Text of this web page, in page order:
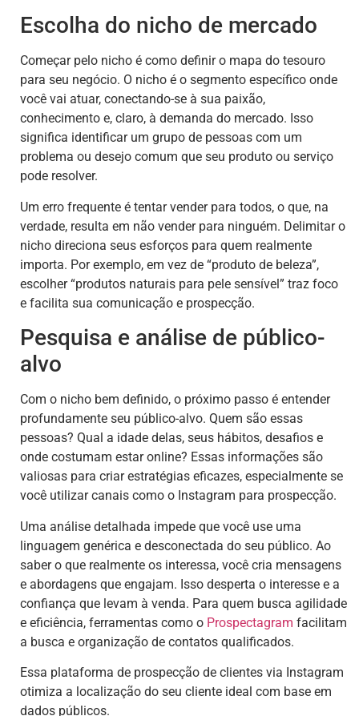
Escolha do nicho de mercado
Começar pelo nicho é como definir o mapa do tesouro
para seu negócio. O nicho é o segmento específico onde
você vai atuar, conectando-se à sua paixão,
conhecimento e, claro, à demanda do mercado. Isso
significa identificar um grupo de pessoas com um
problema ou desejo comum que seu produto ou serviço
pode resolver.
Um erro frequente é tentar vender para todos, o que, na
verdade, resulta em não vender para ninguém. Delimitar o
nicho direciona seus esforços para quem realmente
importa. Por exemplo, em vez de “produto de beleza”,
escolher “produtos naturais para pele sensível” traz foco
e facilita sua comunicação e prospecção.
Pesquisa e análise de público-
alvo
Com o nicho bem definido, o próximo passo é entender
profundamente seu público-alvo. Quem são essas
pessoas? Qual a idade delas, seus hábitos, desafios e
onde costumam estar online? Essas informações são
valiosas para criar estratégias eficazes, especialmente se
você utilizar canais como o Instagram para prospecção.
Uma análise detalhada impede que você use uma
linguagem genérica e desconectada do seu público. Ao
saber o que realmente os interessa, você cria mensagens
e abordagens que engajam. Isso desperta o interesse e a
confiança que levam à venda. Para quem busca agilidade
e eficiência, ferramentas como o Prospectagram facilitam
a busca e organização de contatos qualificados.
Essa plataforma de prospecção de clientes via Instagram
otimiza a localização do seu cliente ideal com base em
dados públicos.